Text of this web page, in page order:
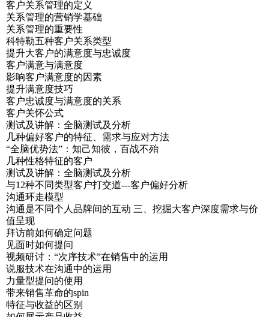
客户关系管理的定义
关系管理的营销学基础
关系管理的重要性
科特勒五种客户关系类型
提升大客户的满意度与忠诚度
客户满意与满意度
影响客户满意度的因素
提升满意度技巧
客户忠诚度与满意度的关系
客户关怀公式
测试及讲解：全脑测试及分析
几种偏好客户的特征、需求与应对方法
“全脑优势法”：知己知彼，百战不殆
几种性格特征的客户
测试及讲解：全脑测试及分析
与12种不同类型客户打交道---客户偏好分析
沟通环走模型
沟通是不同个人品牌间的互动 三、挖掘大客户深度需求与价
值呈现
拜访前如何确定问题
见面时如何提问
视频研讨：“次序技术”在销售中的运用
说服技术在沟通中的运用
力量型提问的使用
带来销售革命的spin
特征与收益的区别